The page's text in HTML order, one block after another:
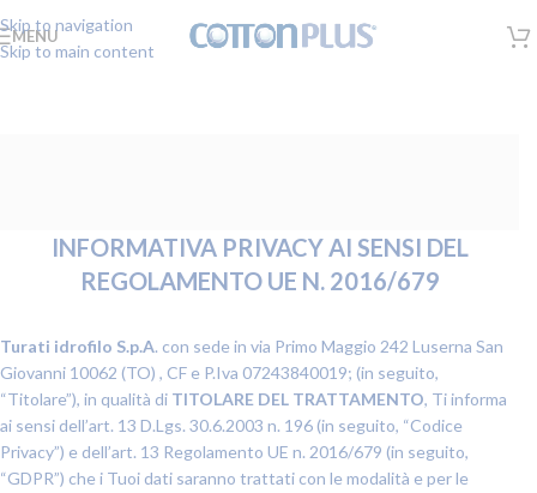
Skip to navigation
Skip to main content
MENU
INFORMATIVA PRIVACY AI SENSI DEL
REGOLAMENTO UE N. 2016/679
Turati idrofilo S.p.A. con sede in via Primo Maggio 242 Luserna San
Giovanni 10062 (TO) , CF e P.Iva 07243840019; (in seguito,
“Titolare”), in qualità di TITOLARE DEL TRATTAMENTO, Ti informa
ai sensi dell’art. 13 D.Lgs. 30.6.2003 n. 196 (in seguito, “Codice
Privacy”) e dell’art. 13 Regolamento UE n. 2016/679 (in seguito,
“GDPR”) che i Tuoi dati saranno trattati con le modalità e per le